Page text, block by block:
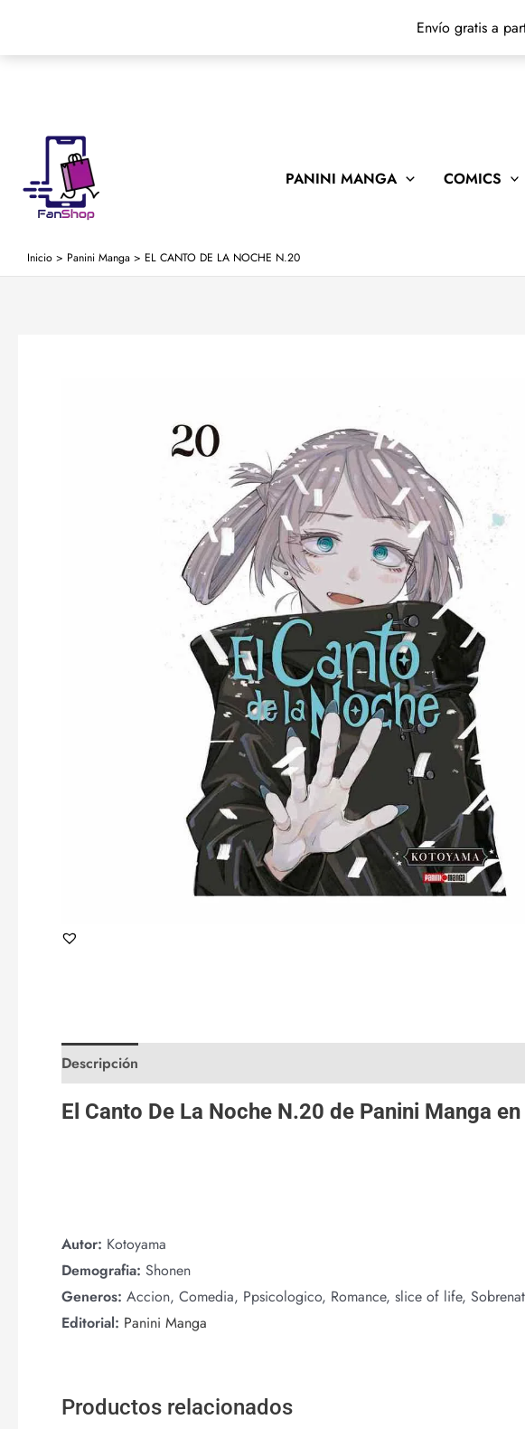
Envío gratis a
PANINI MANGA COMICS
Inicio > Panini Manga > EL CANTO DE LA NOCHE N.20
Descripción
El Canto De La Noche N.20 de Panini Manga en
Autor: Kotoyama
Demografia: Shonen
Generos: Accion, Comedia, Ppsicologico, Romance, slice of life,
Editorial: Panini Manga
Productos relacionados